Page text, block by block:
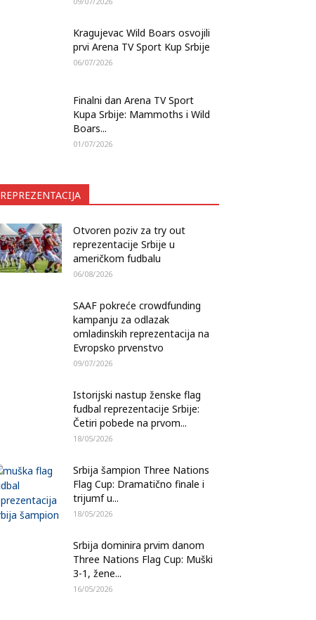
Kragujevac Wild Boars osvojili
prvi Arena TV Sport Kup Srbije
06/07/2026
Finalni dan Arena TV Sport
Kupa Srbije: Mammoths i Wild
Boars...
01/07/2026
REPREZENTACIJA
Otvoren poziv za try out
reprezentacije Srbije u
američkom fudbalu
06/08/2026
SAAF pokreće crowdfunding
kampanju za odlazak
omladinskih reprezentacija na
Evropsko prvenstvo
09/07/2026
Istorijski nastup ženske flag
fudbal reprezentacije Srbije:
Četiri pobede na prvom...
18/05/2026
Srbija šampion Three Nations
Flag Cup: Dramatično finale i
trijumf u...
18/05/2026
Srbija dominira prvim danom
Three Nations Flag Cup: Muški
3-1, žene...
16/05/2026